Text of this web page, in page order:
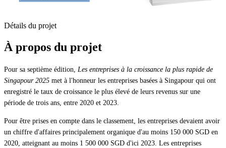
Détails du projet
À propos du projet
Pour sa septième édition, Les entreprises à la croissance la plus rapide de
Singapour 2025 met à l'honneur les entreprises basées à Singapour qui ont
enregistré le taux de croissance le plus élevé de leurs revenus sur une
période de trois ans, entre 2020 et 2023.
Pour être prises en compte dans le classement, les entreprises devaient avoir
un chiffre d'affaires principalement organique d'au moins 150 000 SGD en
2020, atteignant au moins 1 500 000 SGD d'ici 2023. Les entreprises